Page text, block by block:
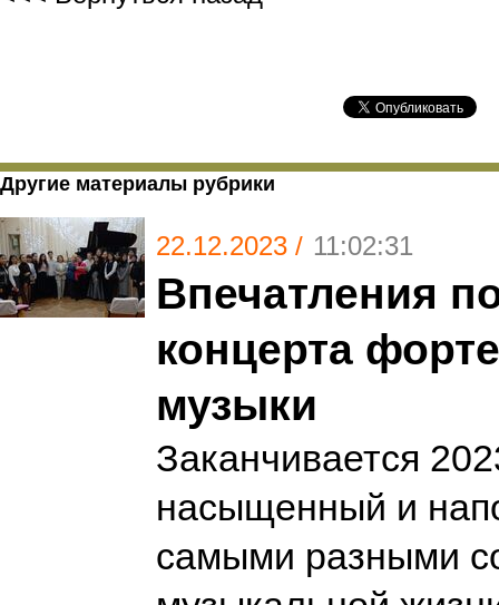
Другие материалы рубрики
22.12.2023 / 11:02:31
Впечатления
концерта
музыки
Заканчивается
насыщенный и
самыми разными